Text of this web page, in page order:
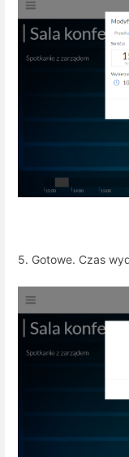
5. Gotowe. Czas